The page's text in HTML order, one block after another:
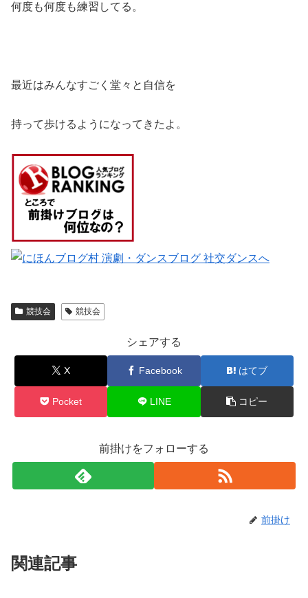
何度も何度も練習してる。
最近はみんなすごく堂々と自信を
持って歩けるようになってきたよ。
競技会 競技会
シェアする
X Facebook はてブ
Pocket LINE コピー
前掛けをフォローする
前掛け
関連記事